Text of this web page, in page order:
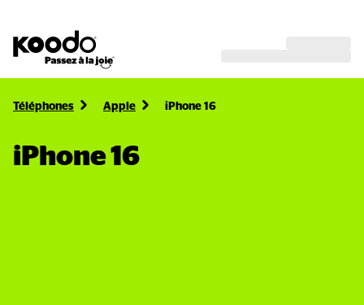
Téléphones Apple iPhone 16
iPhone 16